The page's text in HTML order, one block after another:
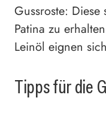
Gussroste:
Patina zu
Leinöl eignen
Tipps für die